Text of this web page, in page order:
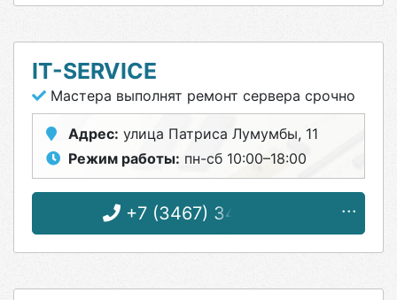
IT-SERVICE
Мастера выполнят ремонт сервера срочно
Адрес: улица Патриса Лумумбы, 11
Режим работы: пн-сб 10:00–18:00
+7 (3467) 34-47-37